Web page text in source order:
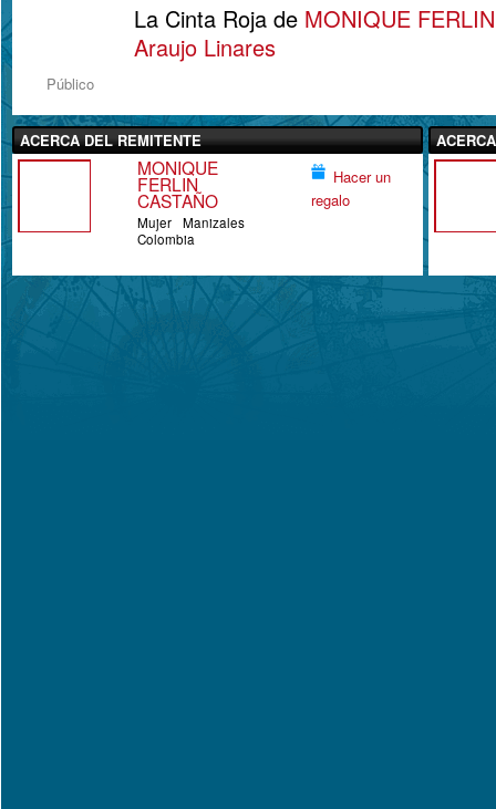
Público
La Cinta Roja de MONIQUE
Araujo Linares
ACERCA DEL REMITENTE
MONIQUE
FERLIN
CASTAÑO
Mujer
Manizales
Colombia
Hacer un
regalo